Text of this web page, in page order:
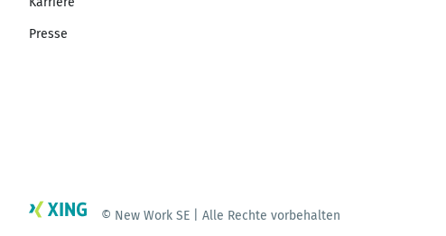
Presse
© New Work SE | Alle Rechte vorbehalten